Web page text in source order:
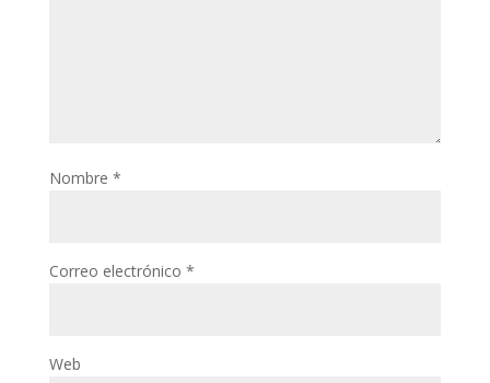
Nombre *
Correo electrónico *
Web